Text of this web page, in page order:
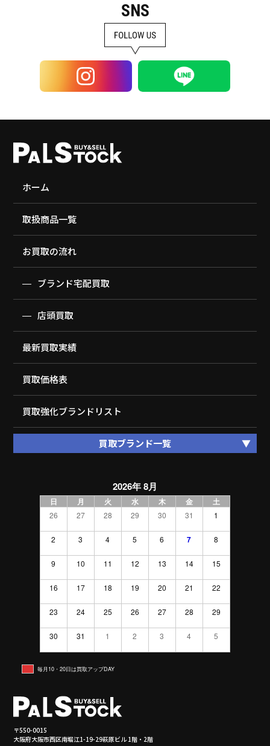
SNS
ホーム
取扱商品一覧
お買取の流れ
ブランド宅配買取
店頭買取
最新買取実績
買取価格表
買取強化ブランドリスト
買取ブランド一覧
2026年 8月
日 月 火 水 木 金 土
26 27 28 29 30 31 1
2 3 4 5 6 7 8
9 10 11 12 13 14 15
16 17 18 19 20 21 22
23 24 25 26 27 28 29
30 31 1 2 3 4 5
毎月10・20日は買取アップDAY
〒550-0015
大阪府大阪市西区南堀江1-19-29萩原ビル 1階・2階